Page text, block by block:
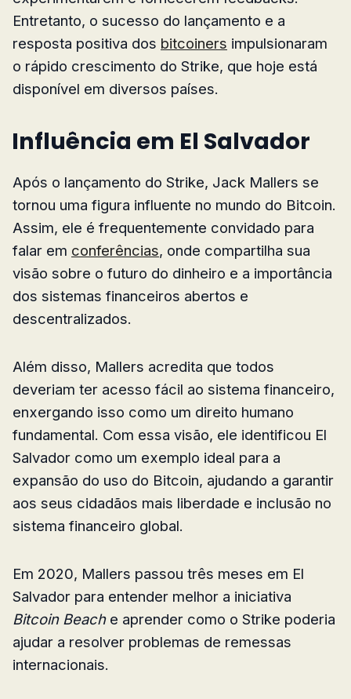
Entretanto, o sucesso do lançamento e a
resposta positiva dos bitcoiners impulsionaram
o rápido crescimento do Strike, que hoje está
disponível em diversos países.
Influência em El Salvador
Após o lançamento do Strike, Jack Mallers se
tornou uma figura influente no mundo do Bitcoin.
Assim, ele é frequentemente convidado para
falar em conferências, onde compartilha sua
visão sobre o futuro do dinheiro e a importância
dos sistemas financeiros abertos e
descentralizados.
Além disso, Mallers acredita que todos
deveriam ter acesso fácil ao sistema financeiro,
enxergando isso como um direito humano
fundamental. Com essa visão, ele identificou El
Salvador como um exemplo ideal para a
expansão do uso do Bitcoin, ajudando a garantir
aos seus cidadãos mais liberdade e inclusão no
sistema financeiro global.
Em 2020, Mallers passou três meses em El
Salvador para entender melhor a iniciativa
Bitcoin Beache aprender como o Strike poderia
ajudar a resolver problemas de remessas
internacionais.